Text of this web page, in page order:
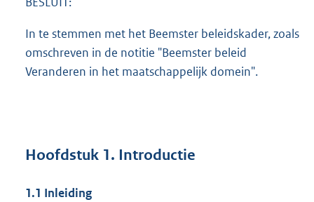
In te stemmen met het Beemster beleidskader, zoals
omschreven in de notitie "Beemster beleid
Veranderen in het maatschappelijk domein".
Hoofdstuk 1. Introductie
1.1 Inleiding